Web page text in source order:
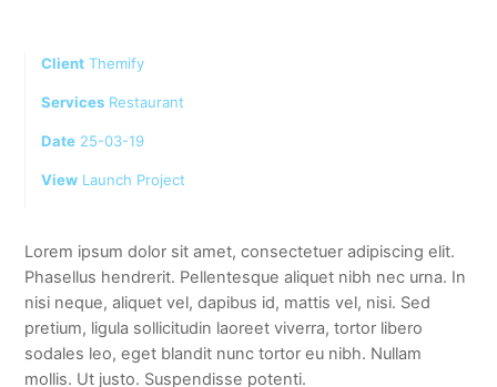
ClientThemify
ServicesRestaurant
Date25-03-19
View Launch Project
Lorem ipsum dolor sit amet, consectetuer adipiscing elit.
Phasellus hendrerit. Pellentesque aliquet nibh nec urna. In
nisi neque, aliquet vel, dapibus id, mattis vel, nisi. Sed
pretium, ligula sollicitudin laoreet viverra, tortor libero
sodales leo, eget blandit nunc tortor eu nibh. Nullam
mollis. Ut justo. Suspendisse potenti.